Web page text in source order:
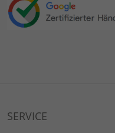
SERVICE